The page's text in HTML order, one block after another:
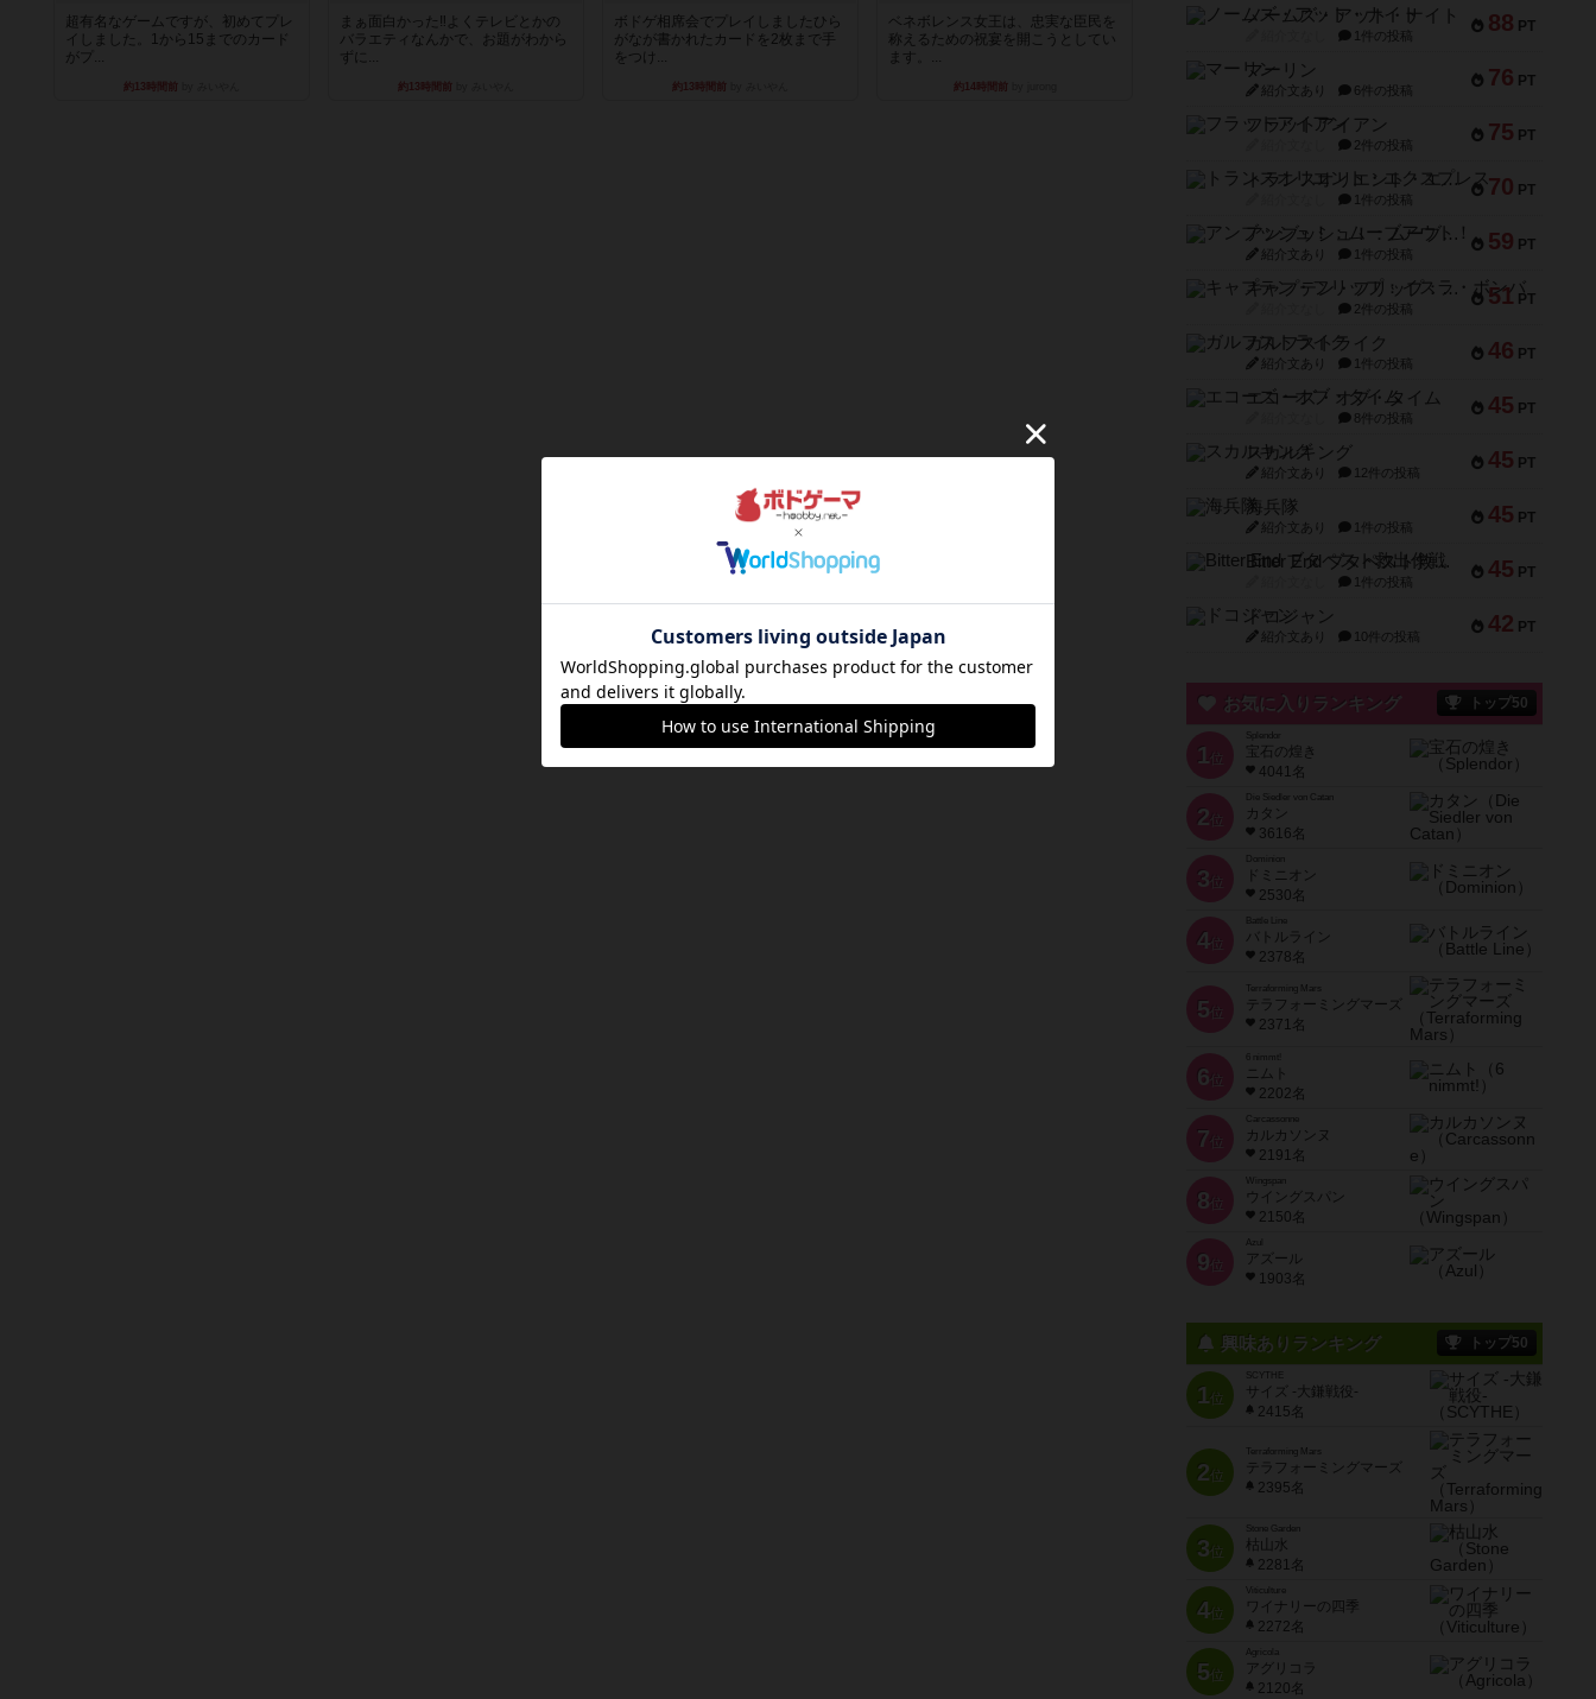
超有名なゲームですが、初めてプレ
イしました。1から15までのカード
がプ...
約13時間前
まぁ面白かった‼️よくテレビとかの
バラエティなんかで、お題がわから
ずに...
約13時間前
ボドゲ相席会でプレイしましたひら
がなが書かれたカードを2枚まで手
をつけ...
約13時間前
ベネボレンス女王は、忠実な臣民を
称えるための祝宴を開こうとしてい
ます。...
約14時間前
88 PT
ノームズ・アット・ナイト
1件の投稿
76 PT
マーリン
紹介文あり 6件の投稿
75 PT
フラットアイアン
2件の投稿
70 PT
トランスオリエント・エクスプレス
1件の投稿
59 PT
アンブッシュ！：ムーブアウト！
紹介文あり 1件の投稿
51 PT
キャプテン・フリップ：イスラ・ボンバ
2件の投稿
46 PT
ガルフストライク
紹介文あり 1件の投稿
45 PT
エコーズ・オブ・タイム
8件の投稿
45 PT
スカルキング
紹介文あり 12件の投稿
45 PT
海兵隊
紹介文あり 1件の投稿
45 PT
Bitter End ブタペスト救出作戦
1件の投稿
42 PT
ドコジャン
紹介文あり 10件の投稿
お気に入りランキング トップ50
1 位
宝石の煌き
4041名
2 位
Die Siedler von Catan
カタン
3616名
3 位
ドミニオン
2530名
4位
Battle Line
バトルライン
2378名
5 位
Terraforming Mars
テラフォーミングマーズ
2371名
6 位
ニムト
2202名
7 位
Carcassonne
カルカソンヌ
2191名
8 位
Wingspan
ウイングスパン
2150名
9 位
Azul
アズール
1903名
興味ありランキング トップ50
1位
SCYTHE
サイズ -大鎌戦役-
2415名
2位
Terraforming Mars
テラフォーミングマーズ
2395名
3位
Stone Garden
枯山水
2281名
4位
Viticulture
ワイナリーの四季
2272名
5位
Agricola
アグリコラ
2120名